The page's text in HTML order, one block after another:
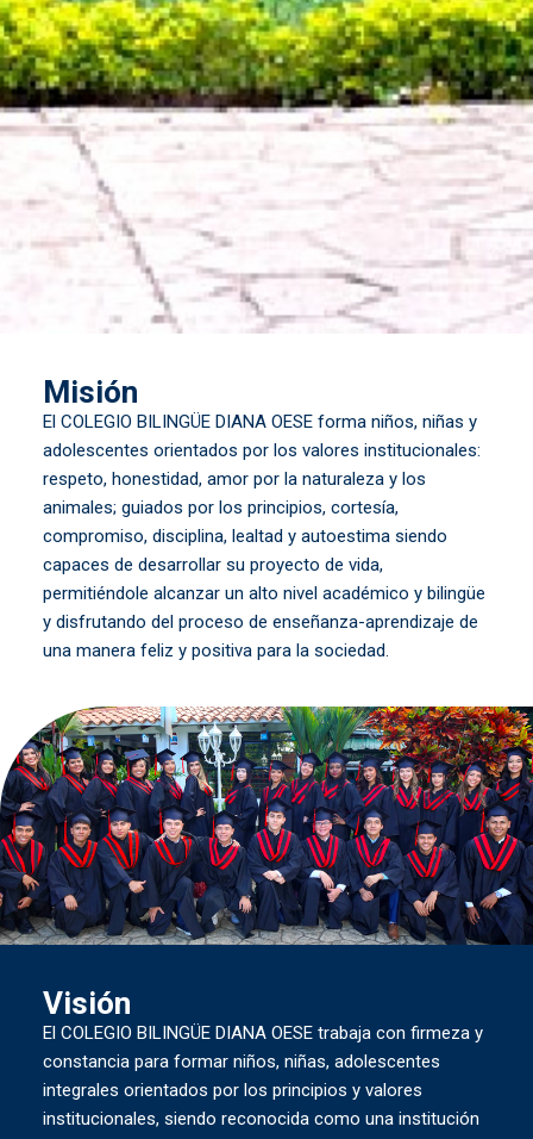
Misión
El COLEGIO BILINGÜE DIANA OESE forma niños, niñas y
adolescentes orientados por los valores institucionales:
respeto, honestidad, amor por la naturaleza y los
animales; guiados por los principios, cortesía,
compromiso, disciplina, lealtad y autoestima siendo
capaces de desarrollar su proyecto de vida,
permitiéndole alcanzar un alto nivel académico y bilingüe
y disfrutando del proceso de enseñanza-aprendizaje de
una manera feliz y positiva para la sociedad.
Visión
El COLEGIO BILINGÜE DIANA OESE trabaja con firmeza y
constancia para formar niños, niñas, adolescentes
integrales orientados por los principios y valores
institucionales, siendo reconocida como una institución